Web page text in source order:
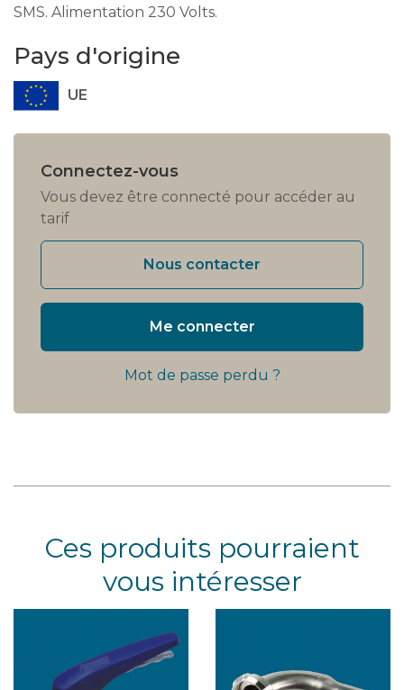
SMS. Alimentation 230 Volts.
Pays d'origine
UE
Connectez-vous
Vous devez être connecté pour accéder au
tarif
Nous contacter
Me connecter
Mot de passe perdu ?
Ces produits pourraient
vous intéresser